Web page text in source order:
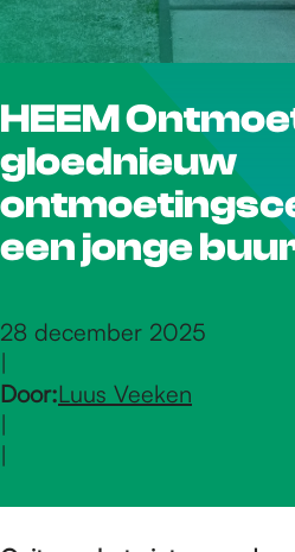
r
d
e
HEEM
gloednieuw
een jonge
28 december 2025
|
Door:Luus Veeken
|
|